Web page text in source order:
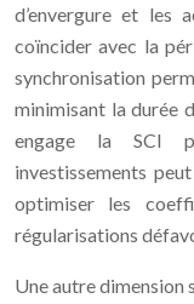
d’envergure et les
coïncider avec la
synchronisation
minimisant la durée
engage la SCI
investissements
optimiser les
régularisations
Une autre dimension